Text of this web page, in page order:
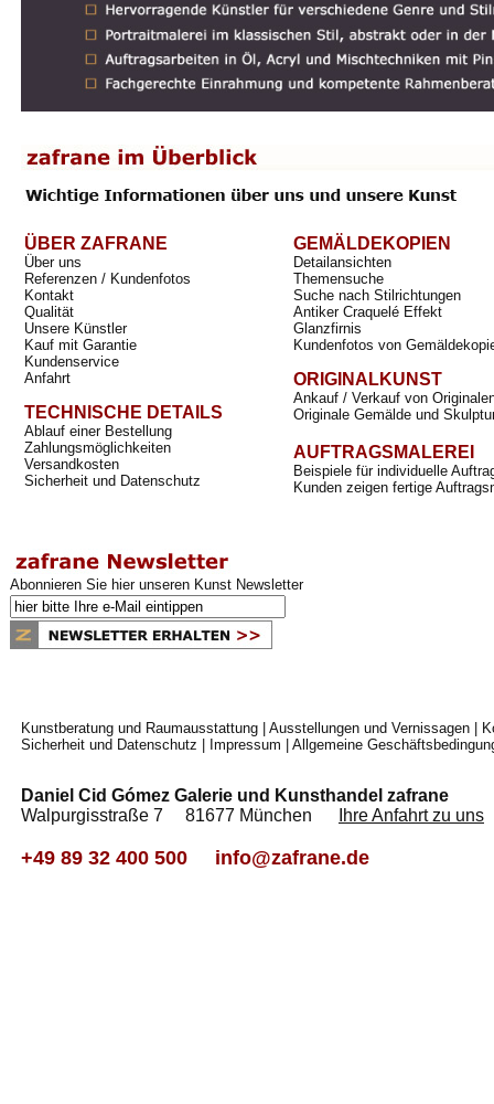
ÜBER ZAFRANE
Über uns
Referenzen / Kundenfotos
Kontakt
Qualität
Unsere Künstler
Kauf mit Garantie
Kundenservice
Anfahrt
TECHNISCHE DETAILS
Ablauf einer Bestellung
Zahlungsmöglichkeiten
Versandkosten
Sicherheit und Datenschutz
GEMÄLDEKOPIEN
Detailansichten
Themensuche
Suche nach Stilrichtungen
Antiker Craquelé Effekt
Glanzfirnis
Kundenfotos von
ORIGINALKUNST
Ankauf / Verkauf von
Originale Gemälde und
AUFTRAGSMALEREI
Beispiele für individuelle
Kunden zeigen fertige
Abonnieren Sie hier unseren Kunst Newsletter
Kunstberatung und Raumausstattung Ausstellungen und Vernissagen
Sicherheit und Datenschutz
Impressum Allgemeine
Daniel Cid Gómez Galerie und Kunsthandel zafrane
Walpurgisstraße 7 81677 München
Ihre Anfahrt zu uns
+49 89 32 400 500 info@zafrane.de